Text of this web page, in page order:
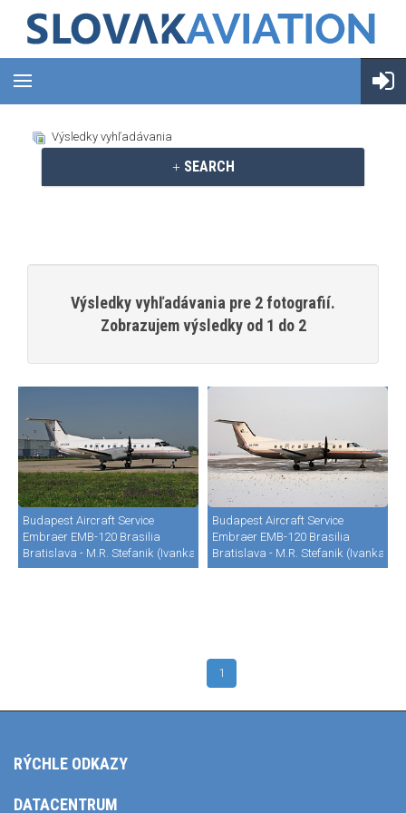
Výsledky vyhľadávania
SEARCH
Výsledky vyhľadávania pre 2 fotografií.
Zobrazujem výsledky od 1 do 2
Budapest Aircraft Service
Embraer EMB-120 Brasilia
Bratislava - M.R. Stefanik (Ivanka) (BTS / LZIB)
Budapest Aircraft Service
Embraer EMB-120 Brasilia
Bratislava - M.R. Stefanik (Ivanka)
1
RÝCHLE ODKAZY
DATACENTRUM